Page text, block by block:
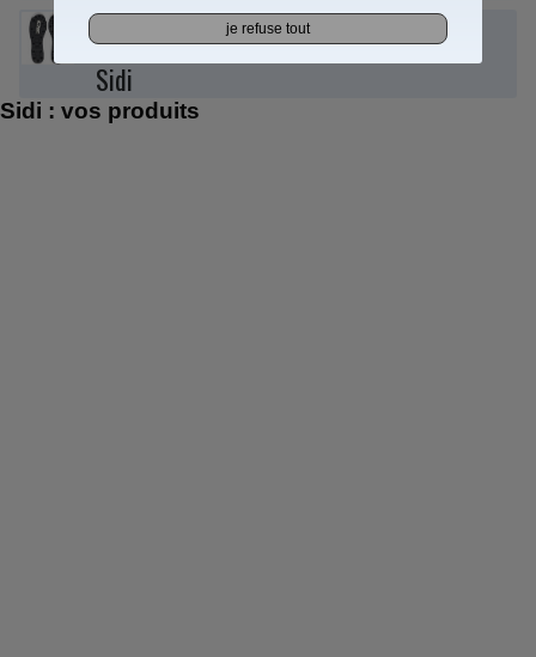
Accessoires Bottes
Sidi
Sidi : vos produits